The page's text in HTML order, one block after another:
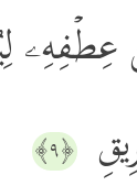
عِطۡفِهِۦ
﴿٩﴾